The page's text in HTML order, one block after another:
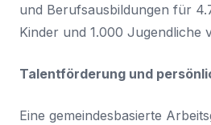
und Berufsausbildungen für
Kinder und 1.000 Jugendliche
Talentförderung und
Eine gemeindesbasierte